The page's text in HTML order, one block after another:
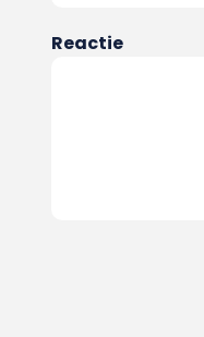
Reactie